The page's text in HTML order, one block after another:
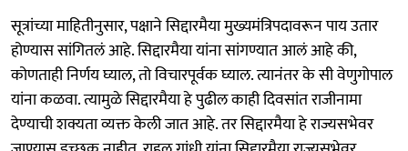
सूत्रांच्या माहितीनुसार, पक्षाने सिद्दारमैया मुख्यमंत्रि‍पदावरून पाय उतार
होण्यास सांगितलं आहे. सिद्दारमैया यांना सांगण्यात आलं आहे की,
कोणताही निर्णय घ्याल, तो विचारपूर्वक घ्याल. त्यानंतर के सी वेणुगोपाल
यांना कळवा. त्यामुळे सिद्दारमैया हे पुढील काही दिवसांत राजीनामा
देण्याची शक्यता व्यक्त केली जात आहे. तर सिद्दारमैया हे राज्यसभेवर